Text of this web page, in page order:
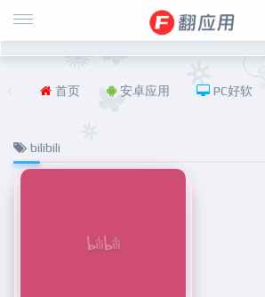
首页 安卓应用 PC好软
bilibili